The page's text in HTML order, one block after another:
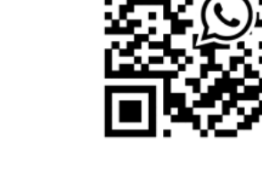
ore 11:30 - Lucca, Scuola
Mei - Viale Castruccio
murales in
Mei curato dal Liceo
“Passaglia”
ore 18 - Fiano
parrocchiale - Messa in
Mei celebrata da mons.
di Lucca
ore 20.30 -
Michele al Cippo di don
della Memoria in alcuni